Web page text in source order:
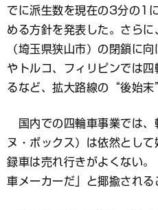
でに派生数を現在の3分の1
める方針を発表した。さら
（埼玉県狭山市）の閉鎖に
やトルコ、フィリピンでは
るなど、拡大路線の“後始末
国内での四輪車事業では、
ヌ・ボックス）は依然とし
録車は売れ行きがよくない
車メーカーだ」と揶揄される